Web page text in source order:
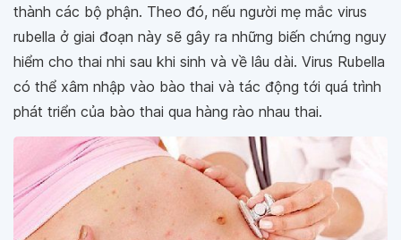
thành các bộ phận. Theo đó, nếu người mẹ mắc virus
rubella ở giai đoạn này sẽ gây ra những biến chứng nguy
hiểm cho thai nhi sau khi sinh và về lâu dài. Virus Rubella
có thể xâm nhập vào bào thai và tác động tới quá trình
phát triển của bào thai qua hàng rào nhau thai.